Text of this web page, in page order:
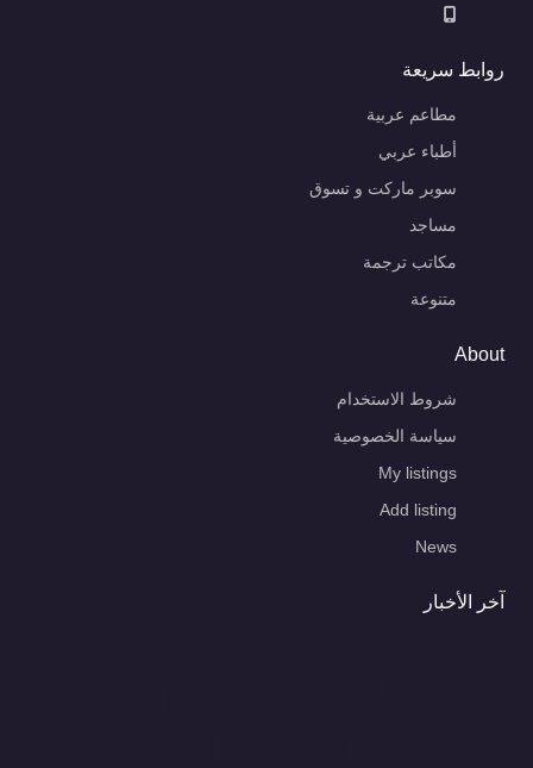
روابط سريعة
مطاعم عربية
أطباء عربي
سوبر ماركت و تسوق
مساجد
مكاتب ترجمة
متنوعة
About
شروط الاستخدام
سياسة الخصوصية
My listings
Add listing
News
آخر الأخبار